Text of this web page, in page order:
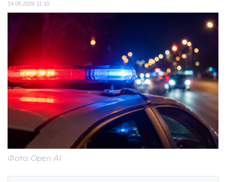
14.05.2026 11:10
Фото: Open AI